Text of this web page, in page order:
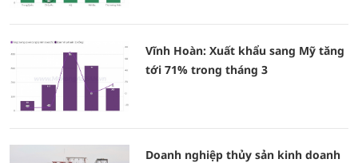
Vĩnh Hoàn: Xuất khẩu sang Mỹ tăng
tới 71% trong tháng 3
Doanh nghiệp thủy sản kinh doanh